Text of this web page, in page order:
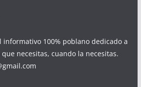
informativo 100% poblano dedicado a
necesitas, cuando la necesitas.